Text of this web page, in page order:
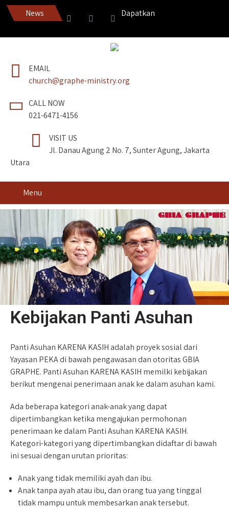
News Dapatkan Pedang Roh edisi
EMAIL
church@graphe-ministry.org
CALL NOW
021-6471-4156
VISIT US
Jl. Danau Agung 2 No. 7, Sunter Agung, Jakarta
Utara
Menu
Kebijakan Panti Asuhan
Panti Asuhan KARENA KASIH adalah proyek sosial dari
Yayasan PEKA di bawah pengawasan dan otoritas GBIA
GRAPHE. Panti Asuhan KARENA KASIH memilki kebijakan
berikut mengenai penerimaan anak ke dalam asuhan kami.
Ada beberapa kategori anak-anak yang dapat
dipertimbangkan ketika mengajukan permohonan
penerimaan ke dalam Panti Asuhan KARENA KASIH.
Kategori-kategori yang dipertimbangkan didaftar di bawah
ini sesuai dengan urutan prioritas:
Anak yang tidak memiliki ayah dan ibu.
Anak tanpa ayah atau ibu, dan orang tua yang tinggal
tidak mampu untuk membesarkan anak tersebut.